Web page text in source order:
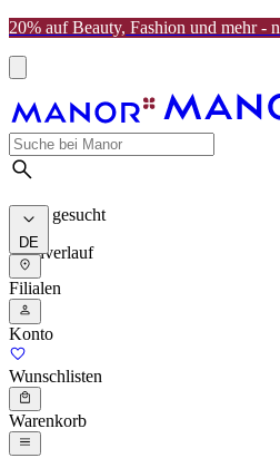
20% auf Beauty, Fashion und mehr -
Meist gesucht
Suchverlauf
DE
Filialen
Konto
Wunschlisten
Warenkorb